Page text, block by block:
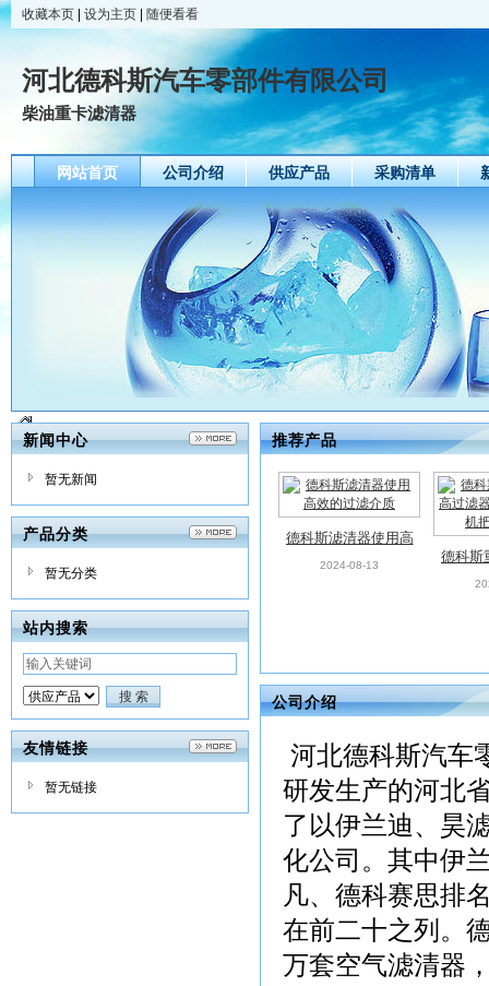
收藏本页 设为主页 随便看看
河北德科斯汽车零部件有限公司
柴油重卡滤清器
网站首页 公司介绍 供应产品 采购清单
新闻中心
暂无新闻
产品分类
暂无分类
站内搜索
友情链接
暂无链接
推荐产品
德科斯滤清器使用高
效的过滤介质
2024-08-13
德科斯
过滤
公司介绍
河北德科斯汽车
研发生产的河北
了以伊兰迪、昊
化公司。其中伊
凡、德科赛思排
在前二十之列。
万套空气滤清器